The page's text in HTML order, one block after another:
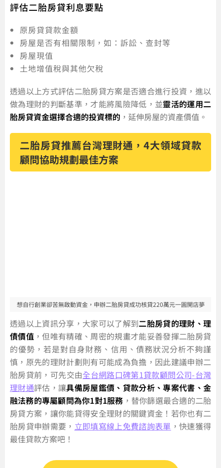
評估二胎房貸利息要點
原房貸貸款金額
房屋是否有相關限制，如：訴訟、查封等
房屋現值
土地增值稅與其他欠稅
透過以上方式評估二胎房貸方案是否適合進行投資，進以
做為理財的判斷基準，才能將風險降低，並靈活的運用二
胎房貸資金選擇合適的投資標的 ，延伸房屋的資產價值。
二胎房貸推薦台灣理財通，4大領域貸款
顧問協助規劃最佳方案
想自行創業卻苦無啟動資金，申辦二胎房貸成功核貸220萬元一圓開店夢
透過以上資訊分享，大家可以了解到二胎房貸的理財、理
債價值 ，但唯有精確、周密的規畫才能妥善發揮二胎房貸
的優勢，若是對自身財務、信用、債務狀況分析不夠謹
慎，原先的理財計劃則有可能成為負擔，因此建議申辦二
胎房貸前，可先交由全台網路口碑第1貸款顧問公司-台灣
理財通評估，讓具備房屋鑑價、貸款分析、專案代書、金
融法務的專屬顧問為你1對1服務 ，替你篩選最合適的二胎
房貸方案，讓你能貸得安全理財的關鍵資金！若你也有二
胎房貸申辦需要， 立即填寫線上免費諮詢表單 ，快速獲得
最佳貸款方案吧！